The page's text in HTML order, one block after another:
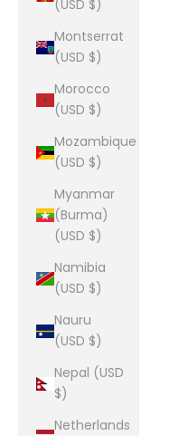
(USD $)
Montserrat
(USD $)
Morocco
(USD $)
Mozambique
(USD $)
Myanmar
(Burma)
(USD $)
Namibia
(USD $)
Nauru
(USD $)
Nepal (USD
$)
Netherlands